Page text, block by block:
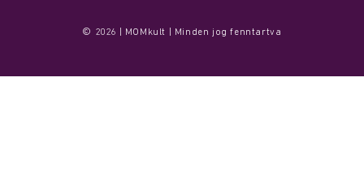
© 2026 | MOMkult | Minden jog fenntartva